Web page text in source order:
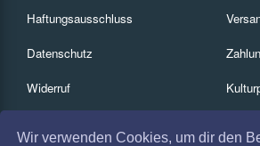
Wir verwenden Cookies, um dir den
Haftungsausschluss
Datenschutz
Widerruf